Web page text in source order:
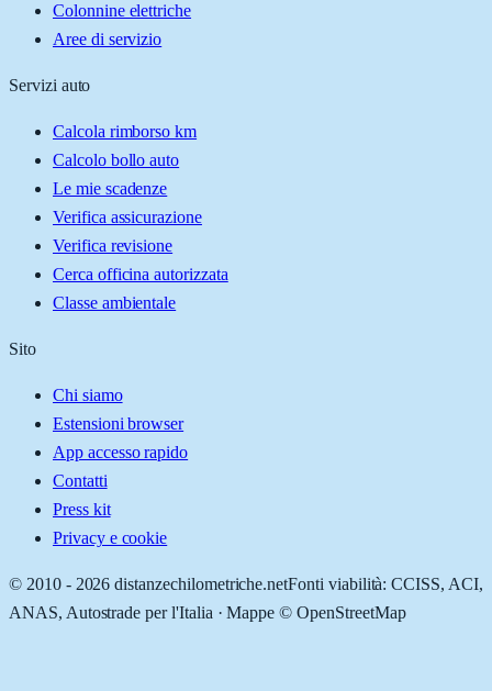
Colonnine elettriche
Aree di servizio
Servizi auto
Calcola rimborso km
Calcolo bollo auto
Le mie scadenze
Verifica assicurazione
Verifica revisione
Cerca officina autorizzata
Classe ambientale
Sito
Chi siamo
Estensioni browser
App accesso rapido
Contatti
Press kit
Privacy e cookie
© 2010 - 2026 distanzechilometriche.netFonti viabilità: CCISS, ACI,
ANAS, Autostrade per l'Italia · Mappe © OpenStreetMap